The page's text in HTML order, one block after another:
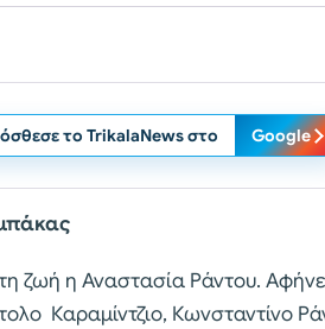
το TrikalaNews στο Google
ζωή η Αναστασία Ράντου.
Καραμίντζιο, Κωνσταντίνο